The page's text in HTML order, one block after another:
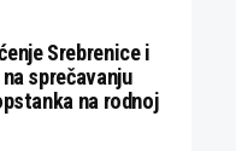
Srebrenice i
sprečavanju
na rodnoj